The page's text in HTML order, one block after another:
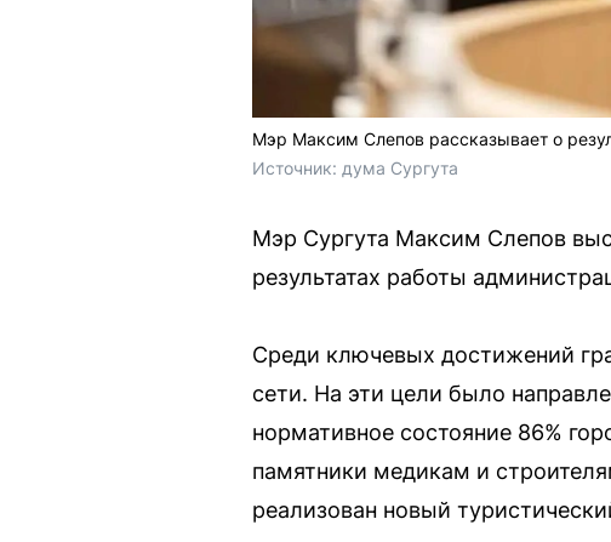
Мэр Максим Слепов рассказывает о
Источник: дума Сургута
Мэр Сургута Максим Слепов
результатах работы
Среди ключевых достижений
сети. На эти цели было
нормативное состояние 86%
памятники медикам и
реализован новый